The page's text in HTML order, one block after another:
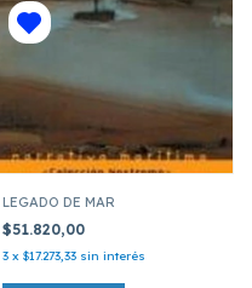
LEGADO DE MAR
$51.820,00
3 x $17.273,33 sin interés